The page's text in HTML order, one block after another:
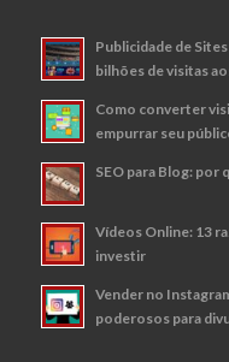
Publicidade de
bilhões de visitas
Como converter
empurrar seu
SEO para Blog: por
Vídeos Online: 13
investir
Vender no
poderosos para